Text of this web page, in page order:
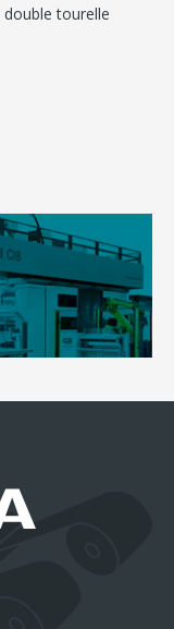
double tourelle